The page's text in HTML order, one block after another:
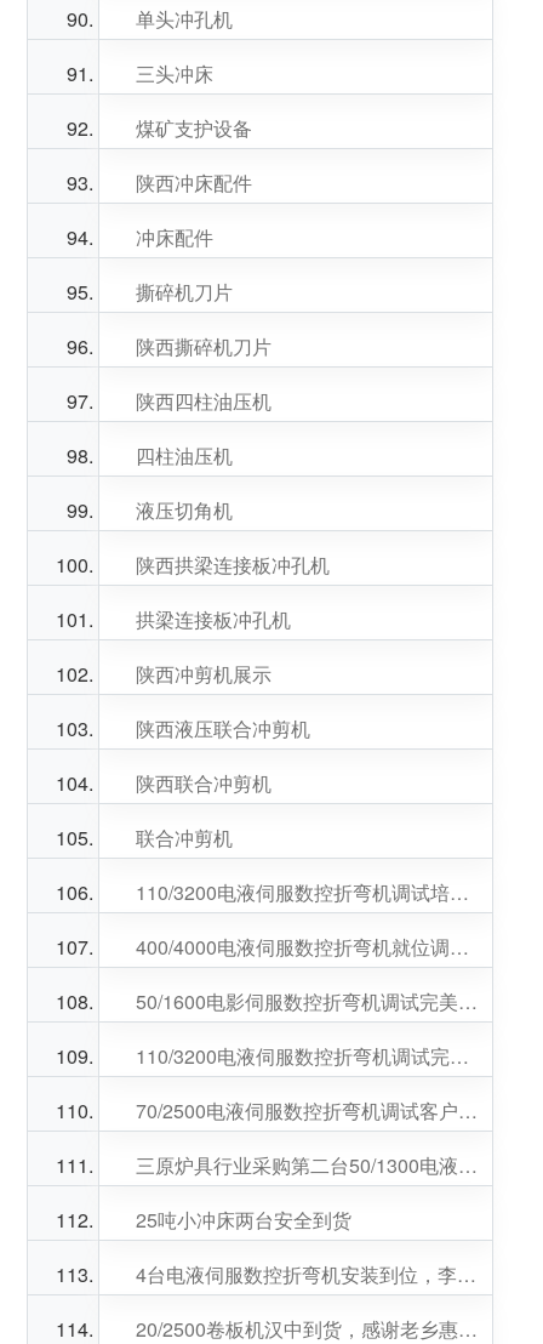
单头冲孔机
三头冲床
煤矿支护设备
陕西冲床配件
冲床配件
撕碎机刀片
陕西撕碎机刀片
陕西四柱油压机
四柱油压机
液压切角机
陕西拱梁连接板冲孔机
拱梁连接板冲孔机
陕西冲剪机展示
陕西液压联合冲剪机
陕西联合冲剪机
联合冲剪机
110/3200电液伺服数控折弯机调试培训结束李总生意兴隆
400/4000电液伺服数控折弯机就位调试中，黄总生意兴隆
50/1600电影伺服数控折弯机调试完美。服务炉具行业高总生意兴隆财源广进。
110/3200电液伺服数控折弯机调试完成，效果完美。郭总，井总生意兴隆
70/2500电液伺服数控折弯机调试客户非常满意。王总生意兴隆
三原炉具行业采购第二台50/1300电液伺服数控折弯机。调试结束客户非常满意。苏总生意兴隆
25吨小冲床两台安全到货
4台电液伺服数控折弯机安装到位，李总生意兴隆！财源广进
20/2500卷板机汉中到货，感谢老乡惠购 ，老乡生意兴隆！